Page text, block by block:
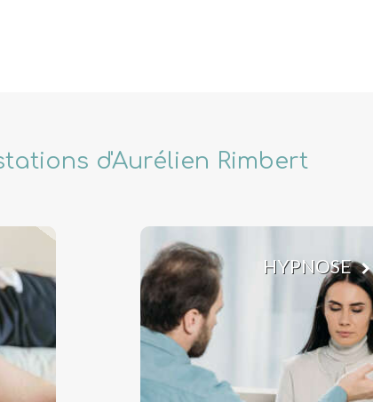
d'Aurélien Rimbert
HYPNOSE